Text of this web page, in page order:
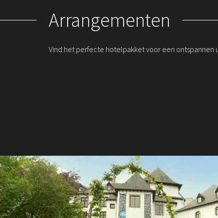
Arrangementen
Vind het perfecte hotelpakket voor een ontspannen